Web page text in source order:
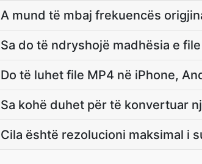
A mund të mbaj frekuencës
Sa do të ndryshojë madhësia e
Do të luhet file MP4 në iPhone,
Sa kohë duhet për të konvertuar
Cila është rezolucioni maksimal i